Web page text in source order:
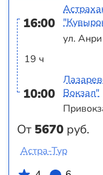
16:00
19 ч
10:00
От 5670 руб.
ул.
Вокзал"
Астра-Тур